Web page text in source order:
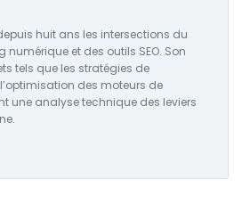
huit ans les intersections du
numérique et des outils SEO. Son
tels que les stratégies de
des moteurs de
une analyse technique des leviers